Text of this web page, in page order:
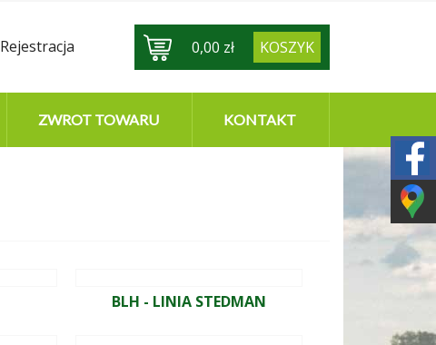
Rejestracja 0,00 zł KOSZYK
ZWROT TOWARU KONTAKT
BLH - LINIA STEDMAN